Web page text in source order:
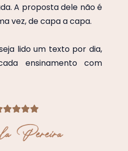
A proposta dele não é
vez, de capa a capa.
lido um texto por dia,
ensinamento com